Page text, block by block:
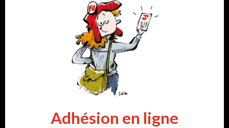
Adhésion en ligne